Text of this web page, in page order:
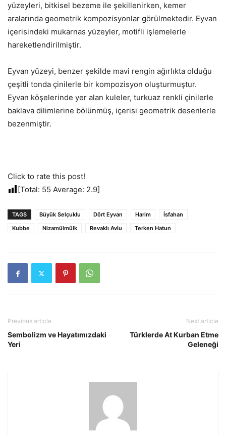
yüzeyleri, bitkisel bezeme ile şekillenirken, kemer
aralarında geometrik kompozisyonlar görülmektedir. Eyvan
içerisindeki mukarnas yüzeyler, motifli işlemelerle
hareketlendirilmiştir.
Eyvan yüzeyi, benzer şekilde mavi rengin ağırlıkta olduğu
çeşitli tonda çinilerle bir kompozisyon oluşturmuştur.
Eyvan köşelerinde yer alan kuleler, turkuaz renkli çinilerle
baklava dilimlerine bölünmüş, içerisi geometrik desenlerle
bezenmiştir.
Click to rate this post!
[Total: 55 Average: 2.9]
TAGS Büyük Selçuklu Dört Eyvan Harim
İsfahan
Kubbe
Nizamülmülk Revaklı Avlu Terken Hatun
Previous article
Sembolizm ve Hayatımızdaki
Yeri
Next article
Türklerde At Kurban Etme
Geleneği